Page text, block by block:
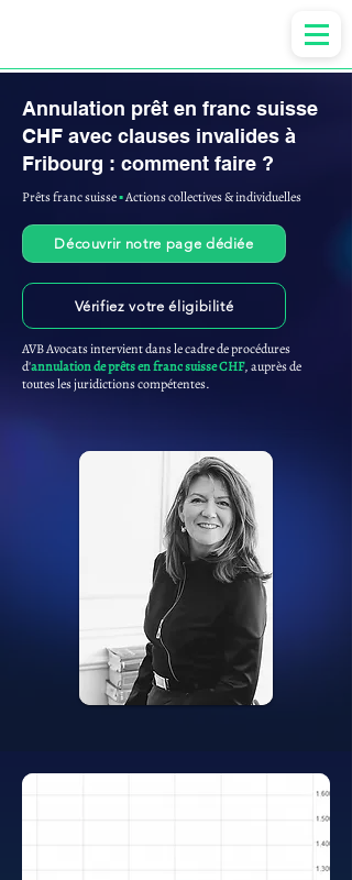
Annulation prêt en franc suisse
CHF avec clauses invalides à
Fribourg : comment faire ?
Prêts franc suisse▪︎Actions collectives & individuelles
Découvrir notre page dédiée
Vérifiez votre éligibilité
AVB Avocats intervient dans le cadre de procédures
d'annulation de prêts en franc suisse CHF, auprès de
toutes les juridictions compétentes.